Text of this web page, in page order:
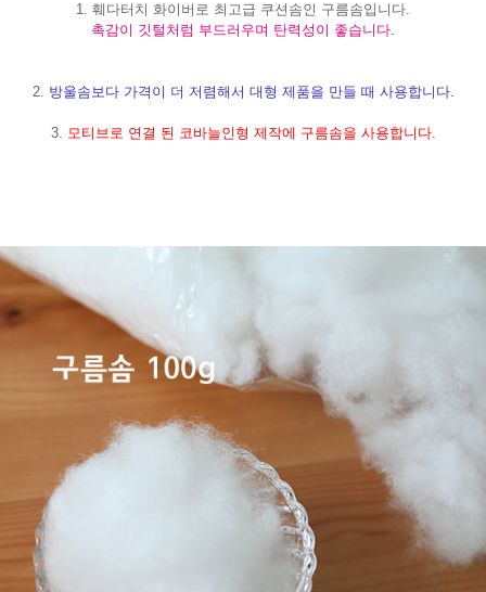
1. 훼다터치 화이버로 최고급 쿠션솜인 구름솜입니다.
촉감이 깃털처럼 부드러우며 탄력성이 좋습니다.
2. 방울솜보다 가격이 더 저렴해서 대형 제품을 만들 때 사용합니다.
3. 모티브로 연결 된 코바늘인형 제작에 구름솜을 사용합니다.